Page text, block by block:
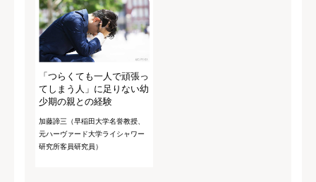
「つらくても一人で頑張っ
てしまう人」に足りない幼
少期の親との経験
加藤諦三（早稲田大学名誉教授、
元ハーヴァード大学ライシャワー
研究所客員研究員）